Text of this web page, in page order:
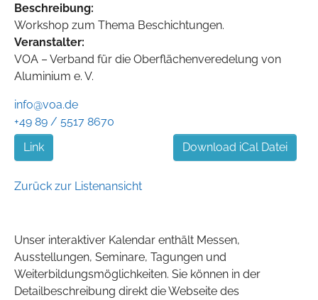
Beschreibung:
Workshop zum Thema Beschichtungen.
Veranstalter:
VOA – Verband für die Oberflächenveredelung von
Aluminium e. V.
info@voa.de
+49 89 / 5517 8670
Link
Download iCal Datei
Zurück zur Listenansicht
Unser interaktiver Kalendar enthält Messen,
Ausstellungen, Seminare, Tagungen und
Weiterbildungsmöglichkeiten. Sie können in der
Detailbeschreibung direkt die Webseite des